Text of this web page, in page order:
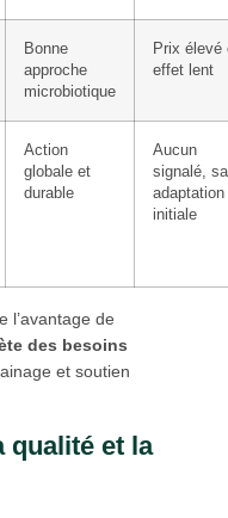
Bonne
approche
microbiotique
Prix élevé
effet lent
Action
globale et
durable
Aucun
signalé,
adaptation
initiale
l’avantage de
des besoins
et soutien
qualité et la